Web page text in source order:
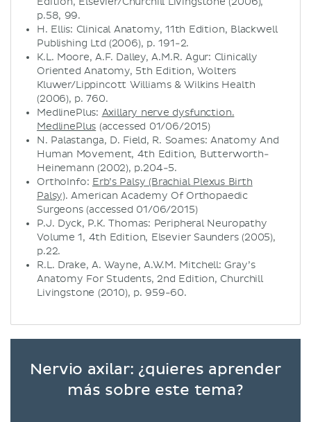
p.58, 99.
H. Ellis: Clinical Anatomy, 11th Edition, Blackwell
Publishing Ltd (2006), p. 191-2.
K.L. Moore, A.F. Dalley, A.M.R. Agur: Clinically
Oriented Anatomy, 5th Edition, Wolters
Kluwer/Lippincott Williams & Wilkins Health
(2006), p. 760.
MedlinePlus: Axillary nerve dysfunction.
MedlinePlus (accessed 01/06/2015)
N. Palastanga, D. Field, R. Soames: Anatomy And
Human Movement, 4th Edition, Butterworth-
Heinemann (2002), p.204-5.
OrthoInfo: Erb’s Palsy (Brachial Plexus Birth
Palsy). American Academy Of Orthopaedic
Surgeons (accessed 01/06/2015)
P.J. Dyck, P.K. Thomas: Peripheral Neuropathy
Volume 1, 4th Edition, Elsevier Saunders (2005),
p.22.
R.L. Drake, A. Wayne, A.W.M. Mitchell: Gray’s
Anatomy For Students, 2nd Edition, Churchill
Livingstone (2010), p. 959-60.
Nervio axilar: ¿quieres aprender
más sobre este tema?